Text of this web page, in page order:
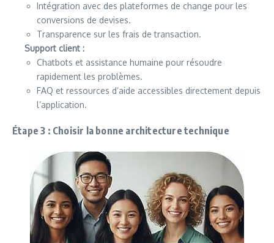
Intégration avec des plateformes de change pour les
conversions de devises.
Transparence sur les frais de transaction.
Support client :
Chatbots et assistance humaine pour résoudre
rapidement les problèmes.
FAQ et ressources d’aide accessibles directement depuis
l’application.
Étape 3 : Choisir la bonne architecture technique